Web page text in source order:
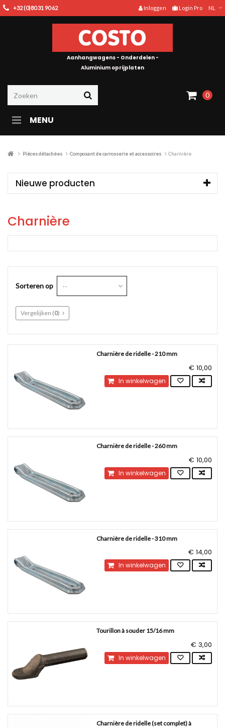
NL
Login Pro
Inloggen
+32 (0)80 31 90 62
Aanhangwagens - Onderdelen -
Aluminium oprijplaten
0
MENU
Pièces détachées Composant de carrosserie et accessoires Charnière
Nieuwe producten
Charnière
Sorteren op --
Vergelijken (0)
Charnière de ridelle - 210 mm
€ 10,00
In winkelwagen
Charnière de ridelle - 260 mm
€ 10,00
In winkelwagen
Charnière de ridelle - 310 mm
€ 14,00
In winkelwagen
Tourillon à souder 15/16 mm
€ 3,00
In winkelwagen
Charnière de ridelle (set complet) à